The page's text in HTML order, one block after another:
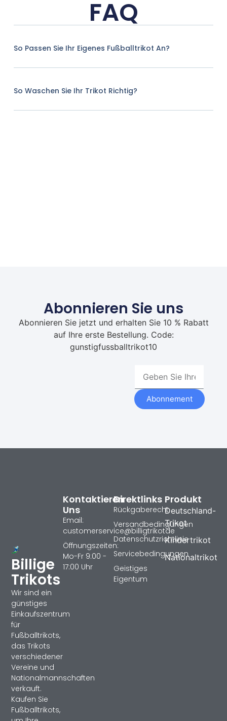
FAQ
So Passen Sie Ihr Eigenes Fußballtrikot An?
So Waschen Sie Ihr Trikot Richtig?
Abonnieren Sie uns
Abonnieren Sie jetzt und erhalten Sie 10 % Rabatt
auf Ihre erste Bestellung. Code:
gunstigfussballtrikot10
Abonnement
Billige
Trikots
Wir sind ein
günstiges
Einkaufszentrum
für
Fußballtrikots,
das Trikots
verschiedener
Vereine und
Nationalmannschaften
verkauft.
Kaufen Sie
Fußballtrikots,
Produkt
Deutschland-
Trikot
Kindertrikot
Nationaltrikot
Direktlinks
Rückgaberecht
Versandbedingungen
Datenschutzrichtlinie
Servicebedingungen
Geistiges
Eigentum
Kontaktieren
Uns
Email:
customerservice@billigtrikotde
Öffnungszeiten:
Mo-Fr 9:00 -
17:00 Uhr